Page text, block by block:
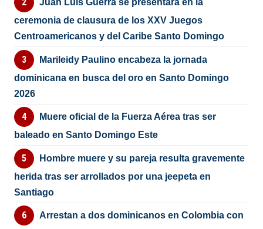
Juan Luis Guerra se presentará en la
ceremonia de clausura de los XXV Juegos
Centroamericanos y del Caribe Santo Domingo
Marileidy Paulino encabeza la jornada
dominicana en busca del oro en Santo Domingo
2026
Muere oficial de la Fuerza Aérea tras ser
baleado en Santo Domingo Este
Hombre muere y su pareja resulta gravemente
herida tras ser arrollados por una jeepeta en
Santiago
Arrestan a dos dominicanos en Colombia con